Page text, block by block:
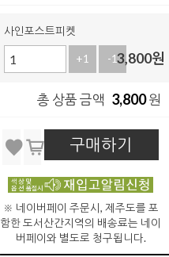
사인포스트피켓
+1 -13,800원
총 상품 금액 3,800원
구매하기
※ 네이버페이 주문시, 제주도를 포
함한 도서산간지역의 배송료는 네이
버페이와 별도로 청구됩니다.